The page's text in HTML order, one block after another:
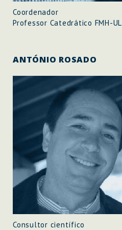
Coordenador
Professor Catedrático FMH-UL
ANTÓNIO ROSADO
Consultor científico